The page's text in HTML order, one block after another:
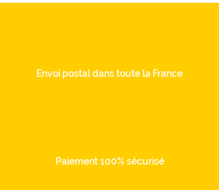
Envoi postal dans toute la France
Paiement 100% sécurisé